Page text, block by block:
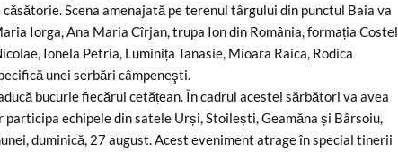
Scena amenajată pe terenul târgului din punctul Baia va
Iorga, Ana Maria Cîrjan, trupa Ion din România, formația Costel
Ionela Petria, Luminița Tanasie, Mioara Raica, Rodica
unei serbări câmpeneşti.
bucurie fiecărui cetățean. În cadrul acestei sărbători va avea
echipele din satele Urși, Stoilești, Geamăna și Bârsoiu,
duminică, 27 august. Acest eveniment atrage în special tinerii